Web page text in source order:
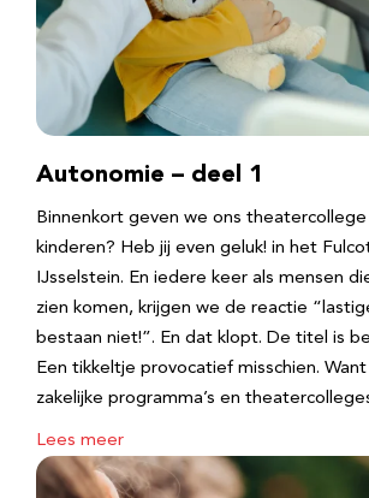
Autonomie – deel 1
Binnenkort geven we ons
kinderen? Heb jij even geluk! in het
IJsselstein. En iedere keer als mensen
zien komen, krijgen we de reactie
bestaan niet!”. En dat klopt. De titel is
Een tikkeltje provocatief misschien.
zakelijke programma’s en
Lees meer